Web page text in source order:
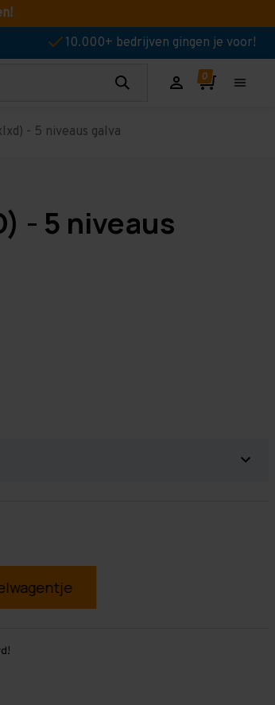
10.000+ bedrijven gingen je voor!
- 5 niveaus galva
- 5 niveaus